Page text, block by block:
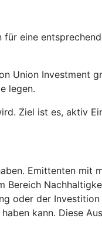
eine
Union Investment
legen.
Ziel ist es, aktiv
Emittenten mit
Bereich
oder der Investition
kann. Diese